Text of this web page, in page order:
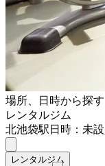
場所、日時から探す
レンタルジム
北池袋駅日時：未
レンタルジム